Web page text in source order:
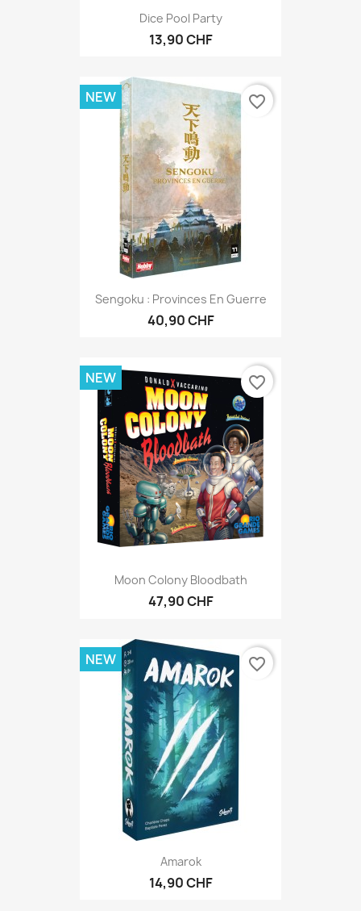
Dice Pool Party
13,90 CHF
Sengoku : Provinces En Guerre
40,90 CHF
NEW favorite_border
Moon Colony Bloodbath
47,90 CHF
NEW favorite_border
Amarok
14,90 CHF
NEW favorite_border